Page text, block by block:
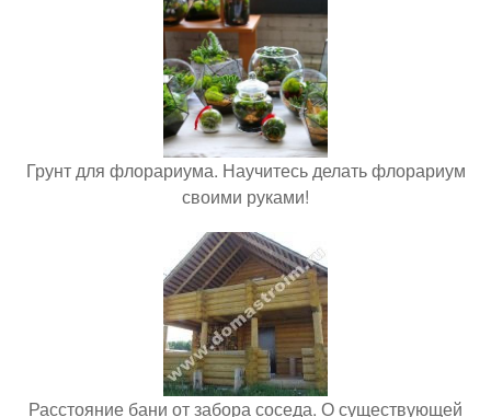
Грунт для флорариума. Научитесь делать флорариум
своими руками!
Расстояние бани от забора соседа. О существующей